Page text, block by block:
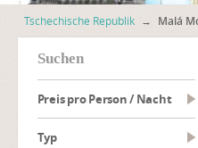
Tschechische Republik → Malá
suchen
Preis pro Person / Nacht
Typ